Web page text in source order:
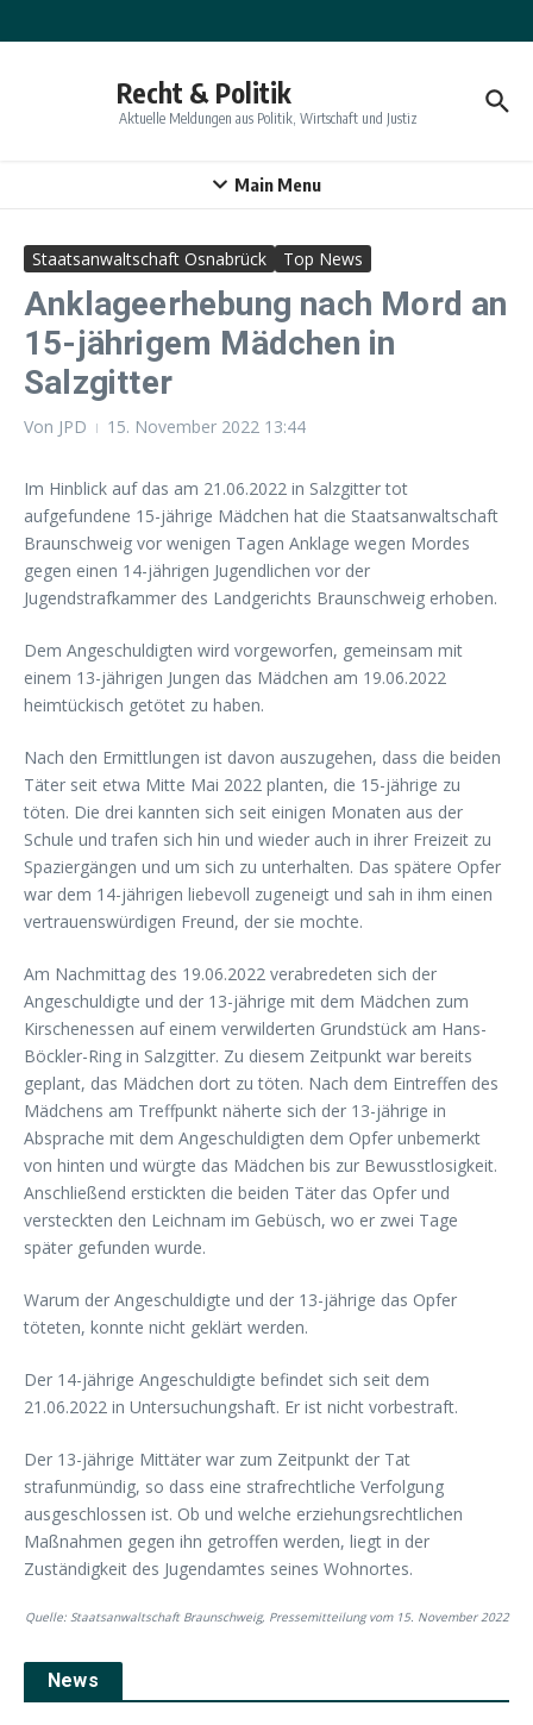
Recht & Politik
Aktuelle Meldungen aus Politik, Wirtschaft und Justiz
Main Menu
Staatsanwaltschaft Osnabrück Top News
Anklageerhebung nach Mord an
15-jährigem Mädchen in
Salzgitter
Von JPD 15. November 2022 13:44
Im Hinblick auf das am 21.06.2022 in Salzgitter tot
aufgefundene 15-jährige Mädchen hat die Staatsanwaltschaft
Braunschweig vor wenigen Tagen Anklage wegen Mordes
gegen einen 14-jährigen Jugendlichen vor der
Jugendstrafkammer des Landgerichts Braunschweig erhoben.
Dem Angeschuldigten wird vorgeworfen, gemeinsam mit
einem 13-jährigen Jungen das Mädchen am 19.06.2022
heimtückisch getötet zu haben.
Nach den Ermittlungen ist davon auszugehen, dass die beiden
Täter seit etwa Mitte Mai 2022 planten, die 15-jährige zu
töten. Die drei kannten sich seit einigen Monaten aus der
Schule und trafen sich hin und wieder auch in ihrer Freizeit zu
Spaziergängen und um sich zu unterhalten. Das spätere Opfer
war dem 14-jährigen liebevoll zugeneigt und sah in ihm einen
vertrauenswürdigen Freund, der sie mochte.
Am Nachmittag des 19.06.2022 verabredeten sich der
Angeschuldigte und der 13-jährige mit dem Mädchen zum
Kirschenessen auf einem verwilderten Grundstück am Hans-
Böckler-Ring in Salzgitter. Zu diesem Zeitpunkt war bereits
geplant, das Mädchen dort zu töten. Nach dem Eintreffen des
Mädchens am Treffpunkt näherte sich der 13-jährige in
Absprache mit dem Angeschuldigten dem Opfer unbemerkt
von hinten und würgte das Mädchen bis zur Bewusstlosigkeit.
Anschließend erstickten die beiden Täter das Opfer und
versteckten den Leichnam im Gebüsch, wo er zwei Tage
später gefunden wurde.
Warum der Angeschuldigte und der 13-jährige das Opfer
töteten, konnte nicht geklärt werden.
Der 14-jährige Angeschuldigte befindet sich seit dem
21.06.2022 in Untersuchungshaft. Er ist nicht vorbestraft.
Der 13-jährige Mittäter war zum Zeitpunkt der Tat
strafunmündig, so dass eine strafrechtliche Verfolgung
ausgeschlossen ist. Ob und welche erziehungsrechtlichen
Maßnahmen gegen ihn getroffen werden, liegt in der
Zuständigkeit des Jugendamtes seines Wohnortes.
Quelle: Staatsanwaltschaft Braunschweig, Pressemitteilung vom 15. November 2022
News